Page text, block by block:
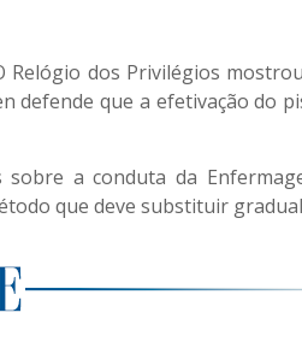
Relógio dos Privilégios
defende que a efetivação do
sobre a conduta da
que deve substituir